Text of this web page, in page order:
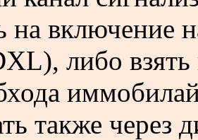
на включение
либо
также через